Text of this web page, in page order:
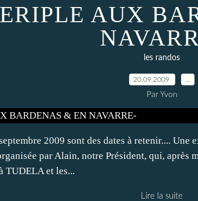
AUX
les randos
20.09.2009
Par Yvon
2009 sont des dates à retenir....
par Alain, notre Président, qui, après
TUDELA et les...
Lire la suite